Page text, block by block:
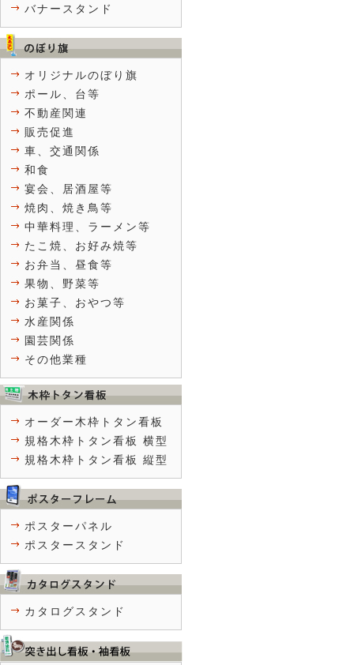
バナースタンド
オリジナルのぼり旗
ポール、台等
不動産関連
販売促進
車、交通関係
和食
宴会、居酒屋等
焼肉、焼き鳥等
中華料理、ラーメン等
たこ焼、お好み焼等
お弁当、昼食等
果物、野菜等
お菓子、おやつ等
水産関係
園芸関係
その他業種
オーダー木枠トタン看板
規格木枠トタン看板 横型
規格木枠トタン看板 縦型
ポスターパネル
ポスタースタンド
カタログスタンド